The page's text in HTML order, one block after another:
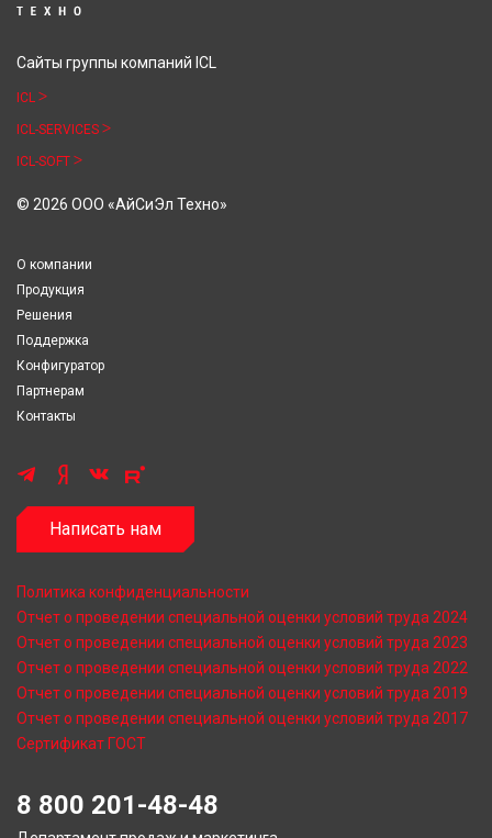
Сайты группы компаний ICL
ICL
ICL-SERVICES
ICL-SOFT
© 2026 ООО «АйСиЭл Техно»
О компании
Продукция
Решения
Поддержка
Конфигуратор
Партнерам
Контакты
Написать нам
Политика конфиденциальности
Отчет о проведении специальной оценки условий труда 2024
Отчет о проведении специальной оценки условий труда 2023
Отчет о проведении специальной оценки условий труда 2022
Отчет о проведении специальной оценки условий труда 2019
Отчет о проведении специальной оценки условий труда 2017
Сертификат ГОСТ
8 800 201-48-48